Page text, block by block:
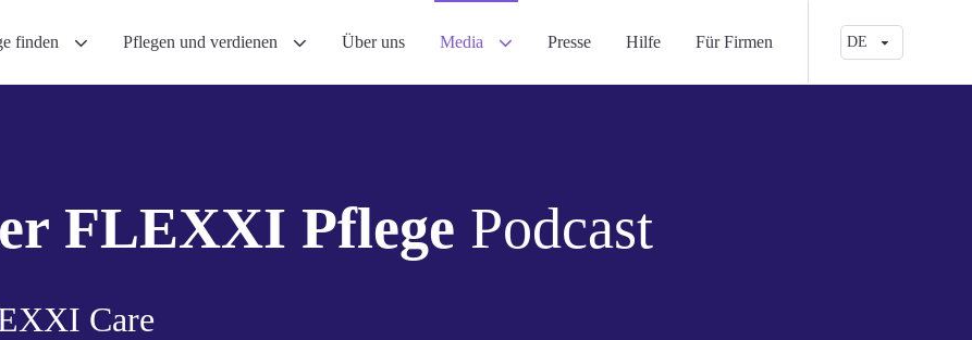
finden Pflegen und verdienen Über uns Media Presse Hilfe Für Firmen DE
FLEXXI Pflege Podcast
Care